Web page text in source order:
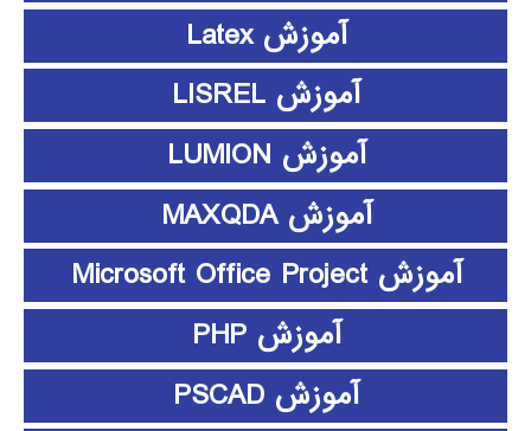
آموزش Latex
آموزش LISREL
آموزش LUMION
آموزش MAXQDA
آموزش Microsoft Office Project
آموزش PHP
آموزش PSCAD